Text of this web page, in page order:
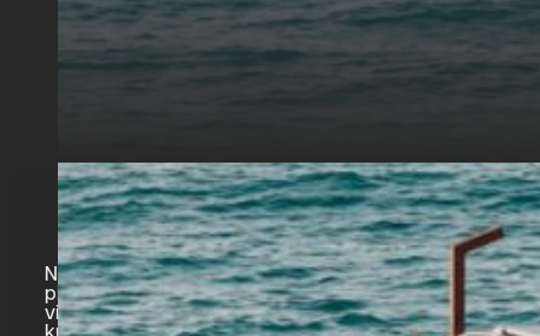
När sommaren närmar sig väljer många att ge sig ut på
planerar en campingsemester, ska transportera en båt
viktigt att känna till vilka husvagn och släp regler som